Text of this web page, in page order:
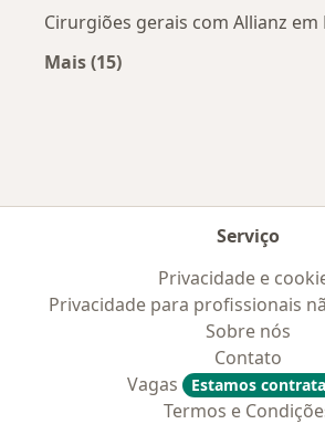
Cirurgiões gerais com Allianz
Mais (15)
Serviço
Privacidade e
Privacidade para profissionais
Sobre nós
Contato
Vagas
Estamos
Termos e